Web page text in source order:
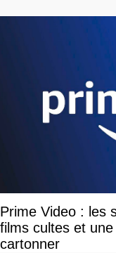
Prime Video : les
films cultes et
cartonner